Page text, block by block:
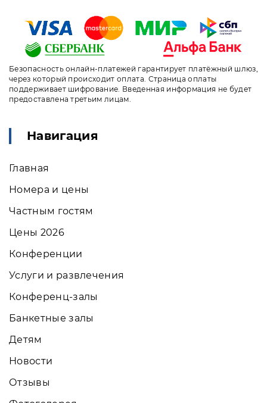
Безопасность онлайн-платежей гарантирует платёжный шлюз,
через который происходит оплата. Страница оплаты
поддерживает шифрование. Введенная информация не будет
предоставлена третьим лицам.
Навигация
Главная
Номера и цены
Частным гостям
Цены 2026
Конференции
Услуги и развлечения
Конференц-залы
Банкетные залы
Детям
Новости
Отзывы